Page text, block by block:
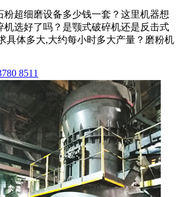
粉超细磨设备多少钱一套？这里机器想
机选好了吗？是颚式破碎机还是反击式
具体多大,大约每小时多大产量？磨粉机
8511